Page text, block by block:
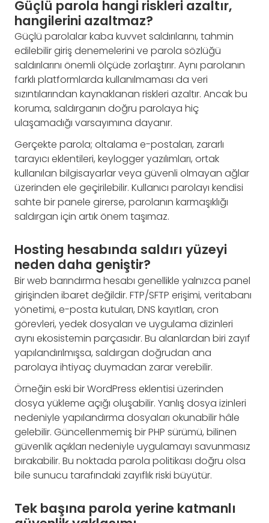
Güçlü parola hangi riskleri azaltır,
hangilerini azaltmaz?
Güçlü parolalar kaba kuvvet saldırılarını, tahmin
edilebilir giriş denemelerini ve parola sözlüğü
saldırılarını önemli ölçüde zorlaştırır. Aynı parolanın
farklı platformlarda kullanılmaması da veri
sızıntılarından kaynaklanan riskleri azaltır. Ancak bu
koruma, saldırganın doğru parolaya hiç
ulaşamadığı varsayımına dayanır.
Gerçekte parola; oltalama e-postaları, zararlı
tarayıcı eklentileri, keylogger yazılımları, ortak
kullanılan bilgisayarlar veya güvenli olmayan ağlar
üzerinden ele geçirilebilir. Kullanıcı parolayı kendisi
sahte bir panele girerse, parolanın karmaşıklığı
saldırgan için artık önem taşımaz.
Hosting hesabında saldırı yüzeyi
neden daha geniştir?
Bir web barındırma hesabı genellikle yalnızca panel
girişinden ibaret değildir. FTP/SFTP erişimi, veritabanı
yönetimi, e-posta kutuları, DNS kayıtları, cron
görevleri, yedek dosyaları ve uygulama dizinleri
aynı ekosistemin parçasıdır. Bu alanlardan biri zayıf
yapılandırılmışsa, saldırgan doğrudan ana
parolaya ihtiyaç duymadan zarar verebilir.
Örneğin eski bir WordPress eklentisi üzerinden
dosya yükleme açığı oluşabilir. Yanlış dosya izinleri
nedeniyle yapılandırma dosyaları okunabilir hâle
gelebilir. Güncellenmemiş bir PHP sürümü, bilinen
güvenlik açıkları nedeniyle uygulamayı savunmasız
bırakabilir. Bu noktada parola politikası doğru olsa
bile sunucu tarafındaki zayıflık riski büyütür.
Tek başına parola yerine katmanlı